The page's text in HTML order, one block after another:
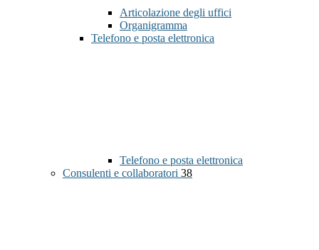
Articolazione degli uffici
Organigramma
Telefono e posta elettronica
Telefono e posta elettronica
Consulenti e collaboratori 38